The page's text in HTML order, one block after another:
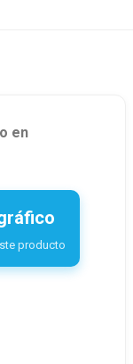
en
producto